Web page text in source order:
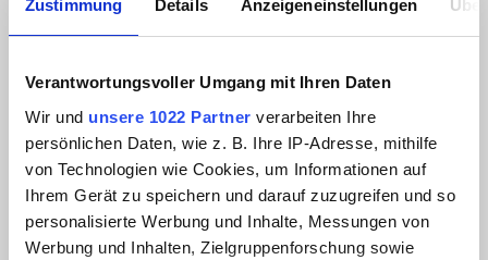
Zustimmung Details Anzeigeneinstellungen
Verantwortungsvoller Umgang mit Ihren Daten
Wir und unsere 1022 Partner verarbeiten Ihre
persönlichen Daten, wie z. B. Ihre IP-Adresse, mithilfe
von Technologien wie Cookies, um Informationen auf
Ihrem Gerät zu speichern und darauf zuzugreifen und so
personalisierte Werbung und Inhalte, Messungen von
Werbung und Inhalten, Zielgruppenforschung sowie